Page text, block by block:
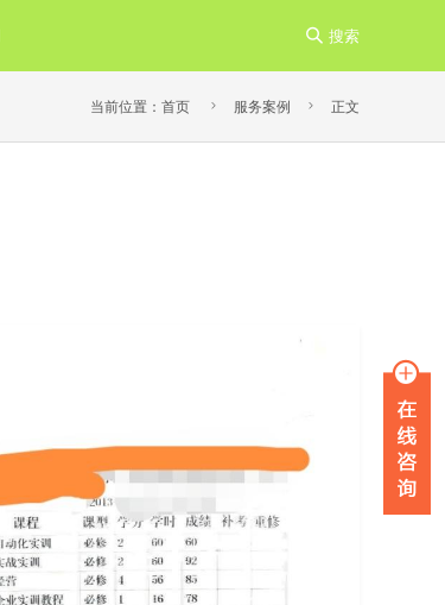
 搜索
当前位置： 首页  服务案例  正文